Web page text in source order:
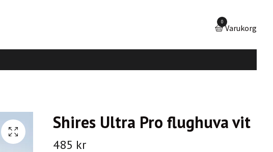
0
Varukorg
Shires Ultra Pro flughuva vit
485 kr